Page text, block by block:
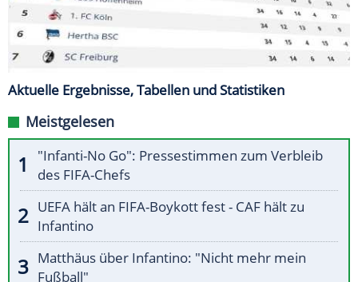
Aktuelle Ergebnisse, Tabellen und Statistiken
Meistgelesen
"Infanti-No Go": Pressestimmen zum Verbleib
des FIFA-Chefs
UEFA hält an FIFA-Boykott fest - CAF hält zu
Infantino
Matthäus über Infantino: "Nicht mehr mein
Fußball"